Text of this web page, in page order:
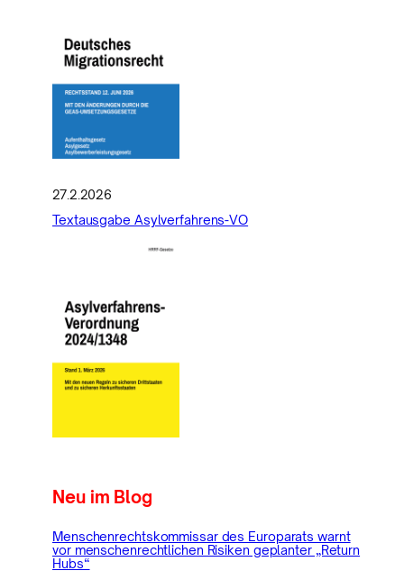
27.2.2026
Textausgabe Asylverfahrens-VO
Neu im Blog
Menschenrechtskommissar des Europarats warnt
vor menschenrechtlichen Risiken geplanter „Return
Hubs“